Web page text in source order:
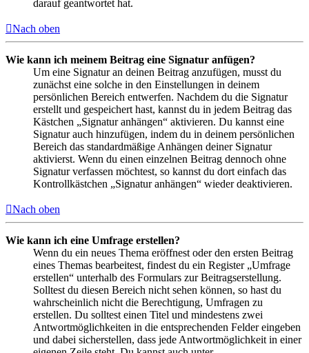
darauf geantwortet hat.
Nach oben
Wie kann ich meinem Beitrag eine Signatur anfügen?
Um eine Signatur an deinen Beitrag anzufügen, musst du
zunächst eine solche in den Einstellungen in deinem
persönlichen Bereich entwerfen. Nachdem du die Signatur
erstellt und gespeichert hast, kannst du in jedem Beitrag das
Kästchen „Signatur anhängen“ aktivieren. Du kannst eine
Signatur auch hinzufügen, indem du in deinem persönlichen
Bereich das standardmäßige Anhängen deiner Signatur
aktivierst. Wenn du einen einzelnen Beitrag dennoch ohne
Signatur verfassen möchtest, so kannst du dort einfach das
Kontrollkästchen „Signatur anhängen“ wieder deaktivieren.
Nach oben
Wie kann ich eine Umfrage erstellen?
Wenn du ein neues Thema eröffnest oder den ersten Beitrag
eines Themas bearbeitest, findest du ein Register „Umfrage
erstellen“ unterhalb des Formulars zur Beitragserstellung.
Solltest du diesen Bereich nicht sehen können, so hast du
wahrscheinlich nicht die Berechtigung, Umfragen zu
erstellen. Du solltest einen Titel und mindestens zwei
Antwortmöglichkeiten in die entsprechenden Felder eingeben
und dabei sicherstellen, dass jede Antwortmöglichkeit in einer